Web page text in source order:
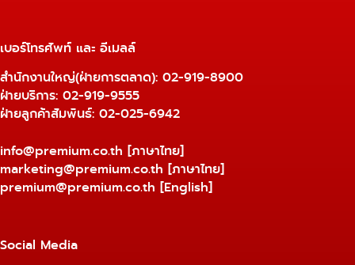
เบอร์โทรศัพท์ และ อีเมลล์
สำนักงานใหญ่(ฝ่ายการตลาด): 02-919-8900
ฝ่ายบริการ: 02-919-9555
ฝ่ายลูกค้าสัมพันธ์: 02-025-6942
info@premium.co.th [ภาษาไทย]
marketing@premium.co.th [ภาษาไทย]
premium@premium.co.th [English]
Social Media